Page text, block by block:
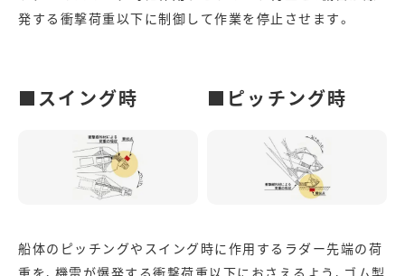
発する衝撃荷重以下に制御して作業を停止させます。
■スイング時 ■ピッチング時
船体のピッチングやスイング時に作用するラダー先端の荷
重を、機雷が爆発する衝撃荷重以下におさえるよう、ゴム製